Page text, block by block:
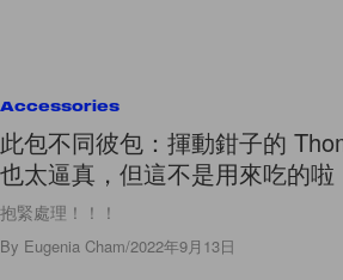
Accessories
此包不同彼包：揮動鉗子的
也太逼真，但這不是用來吃的啦
抱緊處理！！！
By Eugenia Cham/2022年9月13日